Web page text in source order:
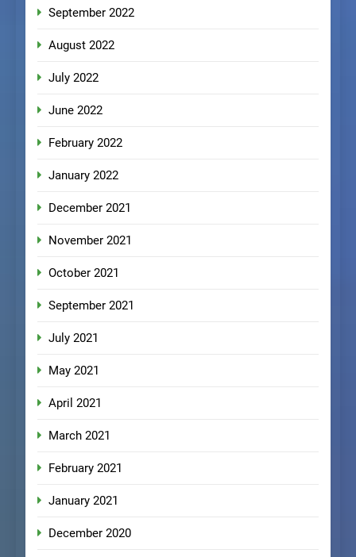
September 2022
August 2022
July 2022
June 2022
February 2022
January 2022
December 2021
November 2021
October 2021
September 2021
July 2021
May 2021
April 2021
March 2021
February 2021
January 2021
December 2020